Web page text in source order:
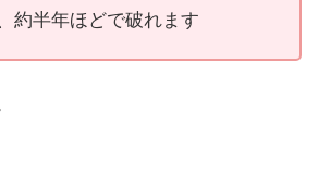
約半年ほどで破れます